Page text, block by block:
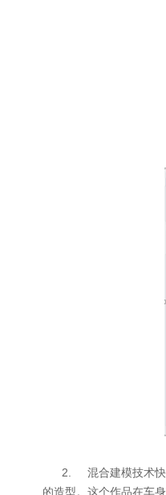
2. 混合建模技术快速
的造型。这个作品在车